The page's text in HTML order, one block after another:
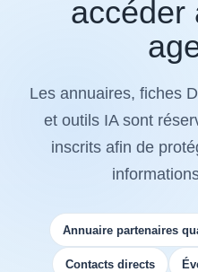
accéder
Les annuaires, fiches
et outils IA sont
inscrits afin de
Annuaire partenaires
Contacts directs